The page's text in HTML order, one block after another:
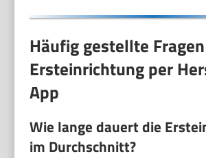
Häufig gestellte
Ersteinrichtung per
App
Wie lange dauert die
im Durchschnitt?